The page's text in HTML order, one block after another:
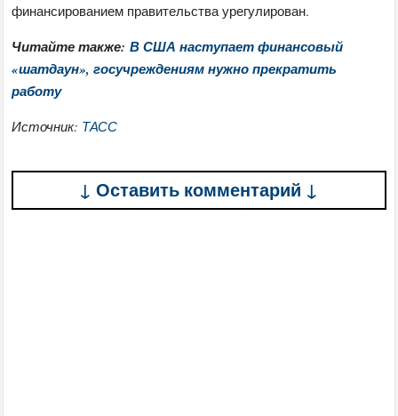
финансированием правительства урегулирован.
Читайте также:В США наступает финансовый
«шатдаун», госучреждениям нужно прекратить
работу
Источник: ТАСС
↓ Оставить комментарий ↓